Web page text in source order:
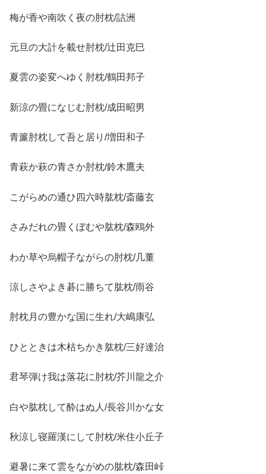
梅が香や南吹く夜の肘枕/詰洲
元旦の大計を載せ肘枕/辻田克巳
夏雲の姿変へゆく肘枕/鶴田邦子
新涼の畳になじむ肘枕/成田昭男
青簾肘枕して吾と居り/増田和子
青萩か萩の青さか肘枕/鈴木鷹夫
こがらめの通ひ四六時肱枕/斎藤玄
さみだれの畳くぼむや肱枕/森鴎外
わか草や烏帽子ながらの肘枕/几董
涼しさやよき碁に勝ちて肱枕/雨谷
肘枕月の豊かな国に生れ/大嶋康弘
ひとときは木枯ちかき肱枕/三好達治
君琴弾け我は落花に肘枕/芥川龍之介
白や肱枕して酔はぬ人/長谷川かな女
秋涼し寝羅漢にして肘枕/米住小丘子
避暑に来て雲をながめの肱枕/森田峠